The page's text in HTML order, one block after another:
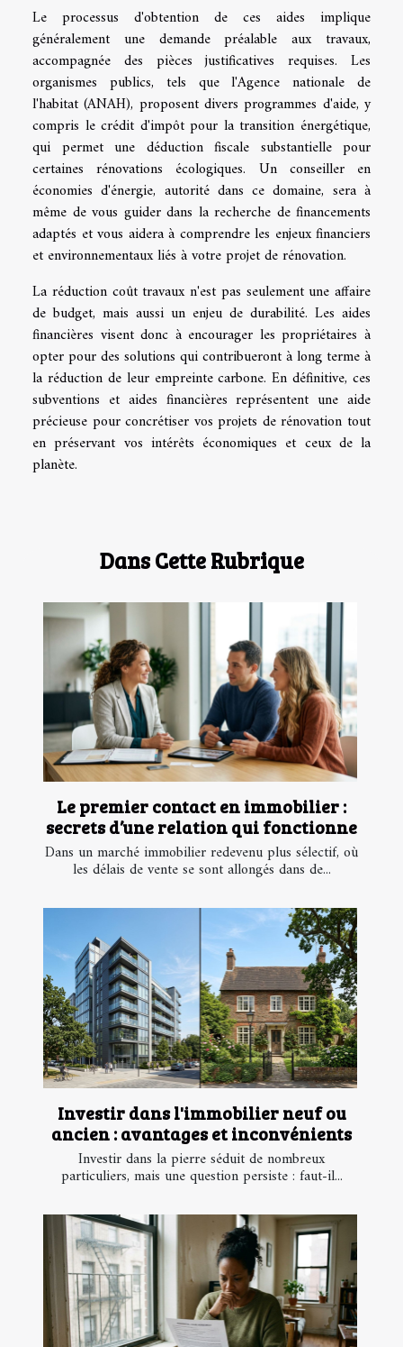
Le processus d'obtention de ces aides implique
généralement une demande préalable aux travaux,
accompagnée des pièces justificatives requises. Les
organismes publics, tels que l'Agence nationale de
l'habitat (ANAH), proposent divers programmes d'aide, y
compris le crédit d'impôt pour la transition énergétique,
qui permet une déduction fiscale substantielle pour
certaines rénovations écologiques. Un conseiller en
économies d'énergie, autorité dans ce domaine, sera à
même de vous guider dans la recherche de financements
adaptés et vous aidera à comprendre les enjeux financiers
et environnementaux liés à votre projet de rénovation.
La réduction coût travaux n'est pas seulement une affaire
de budget, mais aussi un enjeu de durabilité. Les aides
financières visent donc à encourager les propriétaires à
opter pour des solutions qui contribueront à long terme à
la réduction de leur empreinte carbone. En définitive, ces
subventions et aides financières représentent une aide
précieuse pour concrétiser vos projets de rénovation tout
en préservant vos intérêts économiques et ceux de la
planète.
Dans Cette Rubrique
Le premier contact en immobilier :
secrets d’une relation qui fonctionne
Dans un marché immobilier redevenu plus sélectif, où
les délais de vente se sont allongés dans de...
Investir dans l'immobilier neuf ou
ancien : avantages et inconvénients
Investir dans la pierre séduit de nombreux
particuliers, mais une question persiste : faut-il...